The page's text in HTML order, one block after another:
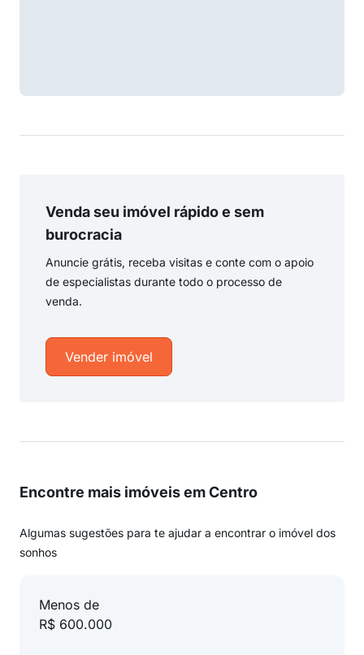
Venda seu imóvel rápido e sem
burocracia
Anuncie grátis, receba visitas e conte com o apoio
de especialistas durante todo o processo de
venda.
Vender imóvel
Encontre mais imóveis em Centro
Algumas sugestões para te ajudar a encontrar o imóvel dos
sonhos
Menos de
R$ 600.000